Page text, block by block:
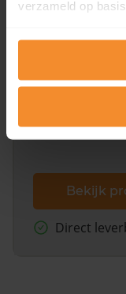
verzameld op
Een uitgebreid
dit inclusief de
Bekijk
Direct